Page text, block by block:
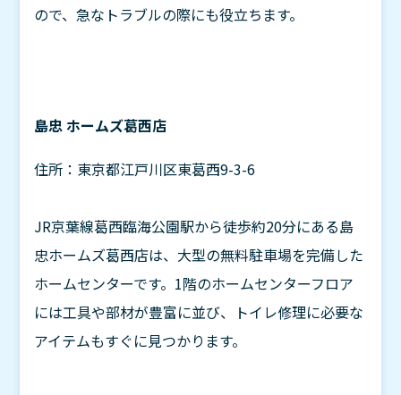
ので、急なトラブルの際にも役立ちます。
島忠 ホームズ葛西店
住所：東京都江戸川区東葛西9-3-6
JR京葉線葛西臨海公園駅から徒歩約20分にある島
忠ホームズ葛西店は、大型の無料駐車場を完備した
ホームセンターです。1階のホームセンターフロア
には工具や部材が豊富に並び、トイレ修理に必要な
アイテムもすぐに見つかります。